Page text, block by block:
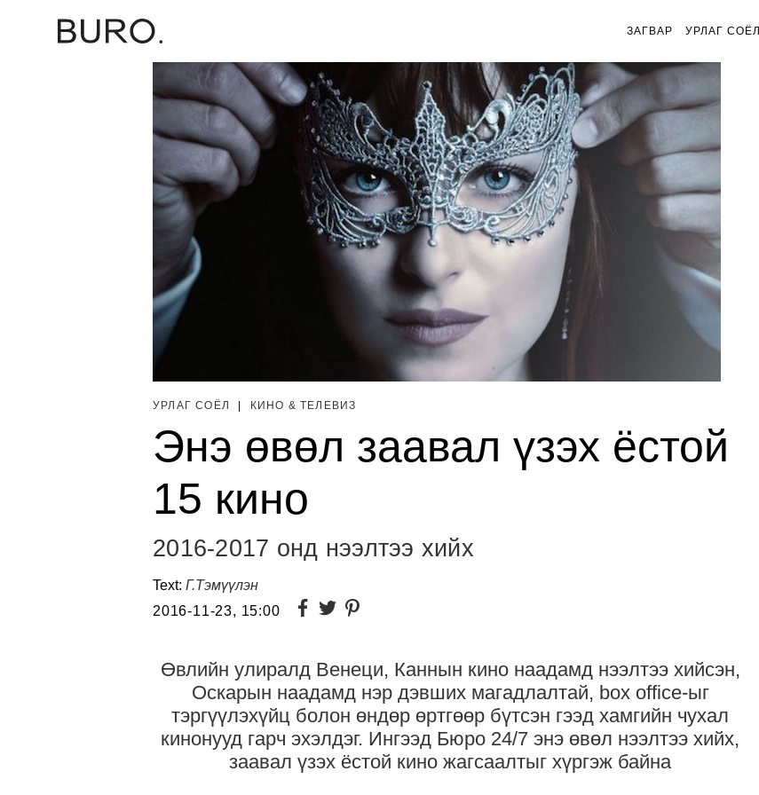
ЗАГВАР УРЛАГ СОЁЛ
УРЛАГ СОЁЛ КИНО & ТЕЛЕВИЗ
Энэ өвөл заавал үзэх ёстой
15 кино
2016-2017 онд нээлтээ хийх
Text: Г.Тэмүүлэн
2016-11-23, 15:00
Өвлийн улиралд Венеци, Каннын кино наадамд нээлтээ хийсэн,
Оскарын наадамд нэр дэвших магадлалтай, box office-ыг
тэргүүлэхүйц болон өндөр өртгөөр бүтсэн гээд хамгийн чухал
кинонууд гарч эхэлдэг. Ингээд Бюро 24/7 энэ өвөл нээлтээ хийх,
заавал үзэх ёстой кино жагсаалтыг хүргэж байна